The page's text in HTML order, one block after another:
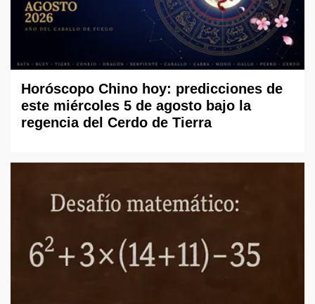
Horóscopo Chino hoy: predicciones de
este miércoles 5 de agosto bajo la
regencia del Cerdo de Tierra